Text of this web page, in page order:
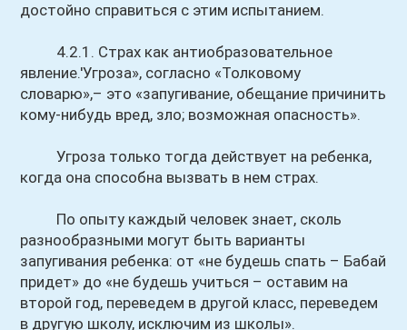
достойно справиться с этим испытанием.
4.2.1. Страх как антиобразовательное
явление.'Угроза», согласно «Толковому
словарю»,– это «запугивание, обещание причинить
кому-нибудь вред, зло; возможная опасность».
Угроза только тогда действует на ребенка,
когда она способна вызвать в нем страх.
По опыту каждый человек знает, сколь
разнообразными могут быть варианты
запугивания ребенка: от «не будешь спать – Бабай
придет» до «не будешь учиться – оставим на
второй год, переведем в другой класс, переведем
в другую школу, исключим из школы».